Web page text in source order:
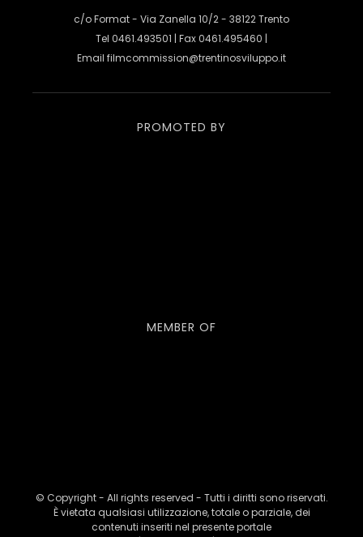
c/o Format - Via Zanella 10/2 - 38122 Trento
Tel 0461.493501 | Fax 0461.495460 |
Email filmcommission@trentinosviluppo.it
PROMOTED BY
MEMBER OF
© Copyright - All rights reserved - Tutti i diritti sono riservati.
È vietata qualsiasi utilizzazione, totale o parziale, dei
contenuti inseriti nel presente portale